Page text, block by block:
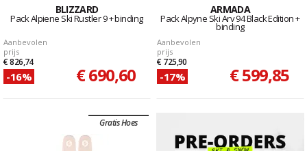
BLIZZARD
Pack Alpiene Ski Rustler 9 + binding
Aanbevolen
prijs
€ 826,74
-16% € 690,60
ARMADA
Pack Alpyne Ski Arv 94 Black Edition +
binding
Aanbevolen
prijs
€ 725,90
-17% € 599,85
Gratis Hoes